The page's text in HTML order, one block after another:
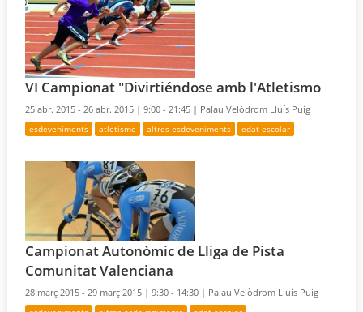
VI Campionat "Divirtiéndose amb l'Atletismo
25 abr. 2015 - 26 abr. 2015 |9:00 - 21:45 | Palau Velòdrom Lluís Puig
esdeveniments atletisme altres esdeveniments edat escolar
Campionat Autonòmic de Lliga de Pista
Comunitat Valenciana
28 març 2015 - 29 març 2015 |9:30 - 14:30 | Palau Velòdrom Lluís Puig